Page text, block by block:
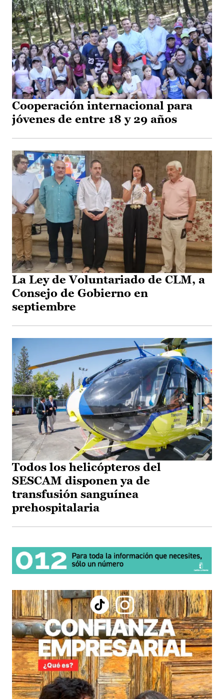
Cooperación internacional para
jóvenes de entre 18 y 29 años
La Ley de Voluntariado de CLM, a
Consejo de Gobierno en
septiembre
Todos los helicópteros del
SESCAM disponen ya de
transfusión sanguínea
prehospitalaria